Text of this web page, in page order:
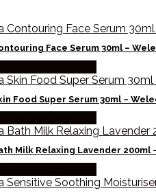
Face Serum 30ml –
Food Super Serum 30ml –
Milk Relaxing Lavender 200ml